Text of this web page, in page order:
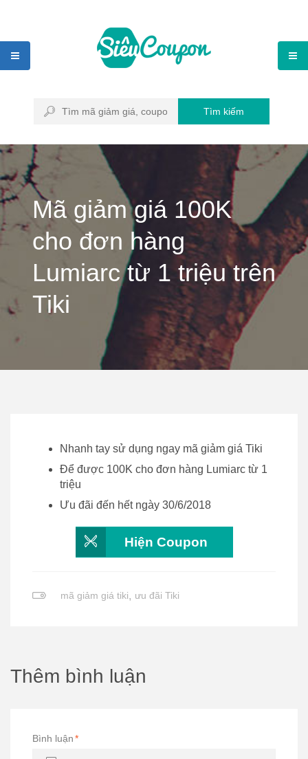
Tìm kiếm
Mã giảm giá 100K
cho đơn hàng
Lumiarc từ 1 triệu trên
Tiki
Nhanh tay sử dụng ngay mã giảm giá Tiki
Để được 100K cho đơn hàng Lumiarc từ 1
triệu
Ưu đãi đến hết ngày 30/6/2018
Hiện Coupon
mã giảm giá tiki, ưu đãi Tiki
Thêm bình luận
Bình luận*